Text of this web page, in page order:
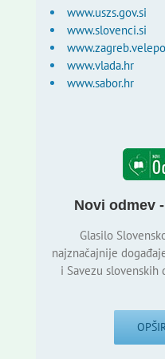
www.uszs.gov.si
www.slovenci.si
www.vlada.hr
www.sabor.hr
Novi odmev
Glasilo
najznačajnije
i Savezu slovenskih